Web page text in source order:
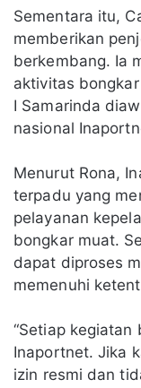
Sementara itu,
memberikan
berkembang. Ia
aktivitas
I Samarinda
nasional
Menurut Rona,
terpadu yang
pelayanan
bongkar muat.
dapat diproses
memenuhi
“Setiap kegiatan
Inaportnet. Jika
izin resmi dan